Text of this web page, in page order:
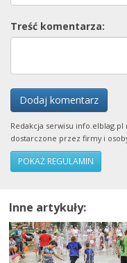
Treść komentarza:
Dodaj komentarz
Redakcja serwisu
dostarczone przez firmy i
POKAŻ REGULAMIN
Inne artykuły: